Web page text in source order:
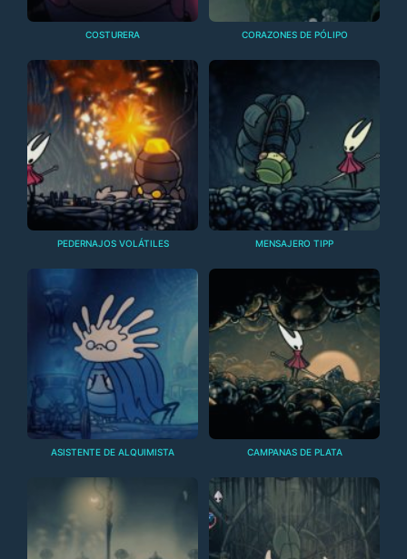
COSTURERA CORAZONES DE PÓLIPO
PEDERNAJOS VOLÁTILES MENSAJERO TIPP
ASISTENTE DE ALQUIMISTA CAMPANAS DE PLATA